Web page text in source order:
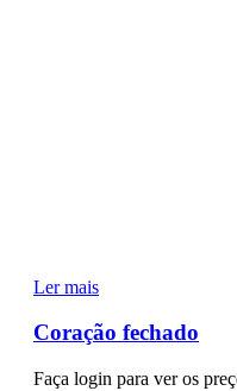
Ler mais
Coração fechado
Faça login para ver os